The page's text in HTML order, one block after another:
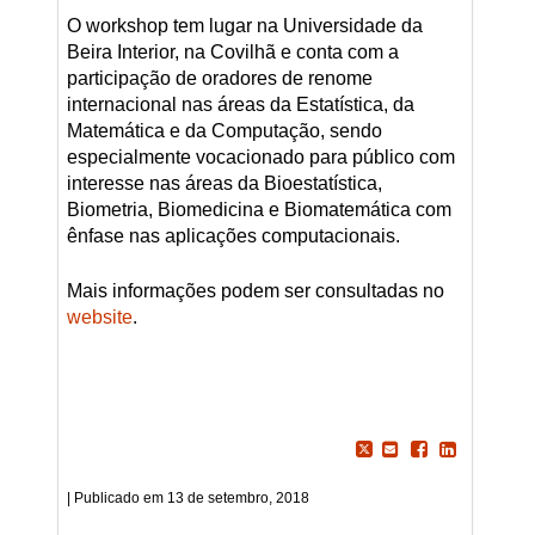
O workshop tem lugar na Universidade da
Beira Interior, na Covilhã e conta com a
participação de oradores de renome
internacional nas áreas da Estatística, da
Matemática e da Computação, sendo
especialmente vocacionado para público com
interesse nas áreas da Bioestatística,
Biometria, Biomedicina e Biomatemática com
ênfase nas aplicações computacionais.
Mais informações podem ser consultadas no
website.
13 de setembro, 2018